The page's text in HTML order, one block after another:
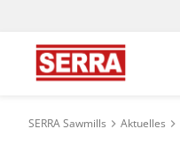
SERRA Sawmills Aktuelles